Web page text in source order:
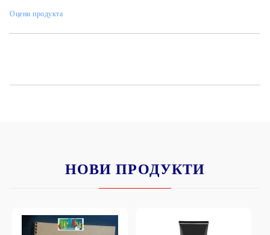
Оцени продукта
НОВИ ПРОДУКТИ